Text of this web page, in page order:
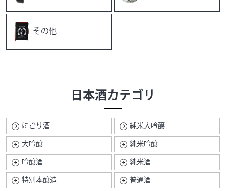
その他
日本酒カテゴリ
にごり酒
純米大吟醸
大吟醸
純米吟醸
吟醸酒
純米酒
特別本醸造
普通酒